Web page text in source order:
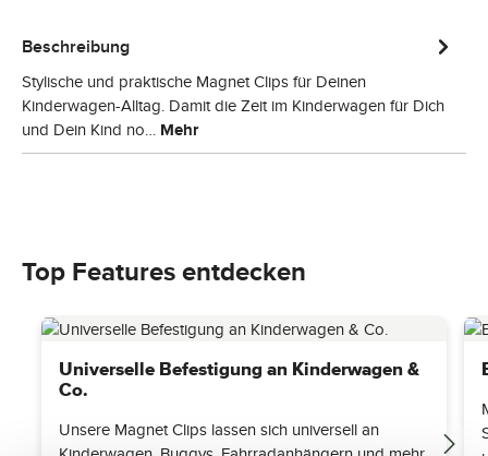
Beschreibung
Stylische und praktische Magnet Clips für Deinen
Kinderwagen-Alltag. Damit die Zeit im Kinderwagen für Dich
und Dein Kind no… Mehr
Top Features entdecken
Universelle Befestigung an Kinderwagen &
Co.
Unsere Magnet Clips lassen sich universell an